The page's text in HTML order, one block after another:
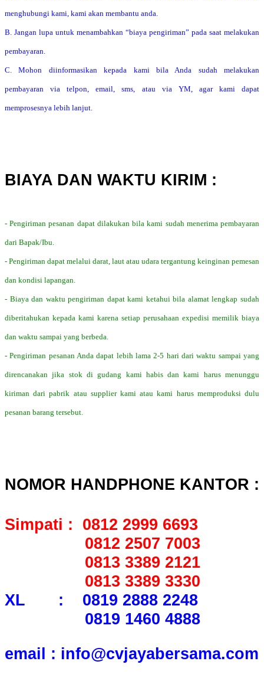
menghubungi kami, kami akan membantu anda.
B. Jangan lupa untuk menambahkan “biaya pengiriman” pada saat melakukan
pembayaran.
C. Mohon diinformasikan kepada kami bila Anda sudah melakukan
pembayaran via telpon, email, sms, atau via YM, agar kami dapat
memprosesnya lebih lanjut.
BIAYA DAN WAKTU KIRIM :
- Pengiriman pesanan dapat dilakukan bila kami sudah menerima pembayaran
dari Bapak/Ibu.
- Pengiriman dapat melalui darat, laut atau udara tergantung keinginan pemesan
dan kondisi lapangan.
- Biaya dan waktu pengiriman dapat kami ketahui bila alamat lengkap sudah
diberitahukan kepada kami karena setiap perusahaan expedisi memilik biaya
dan waktu sampai yang berbeda.
- Pengiriman pesanan Anda dapat lebih lama 2-5 hari dari waktu sampai yang
direncanakan jika stok di gudang kami habis dan kami harus menunggu
kiriman dari pabrik atau supplier kami atau kami harus memproduksi dulu
pesanan barang tersebut.
NOMOR HANDPHONE KANTOR :
Simpati : 0812 2999 6693
0812 2507 7003
0813 3389 2121
0813 3389 3330
XL : 0819 2888 2248
0819 1460 4888
email : info@cvjayabersama.com